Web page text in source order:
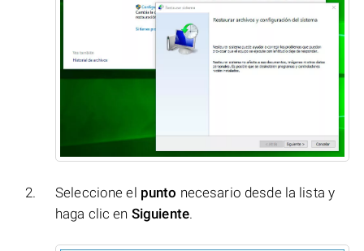
Seleccione el punto necesario desde la lista y
haga clic en Siguiente.